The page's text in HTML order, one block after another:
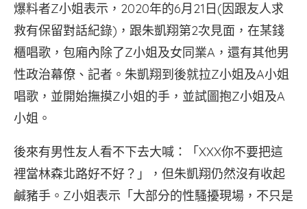
爆料者Z小姐表示，2020年的6月21日(因跟友人求
救有保留對話紀錄)，跟朱凱翔第2次見面，在某錢
櫃唱歌，包廂內除了Z小姐及女同業A，還有其他男
性政治幕僚、記者。朱凱翔到後就拉Z小姐及A小姐
唱歌，並開始撫摸Z小姐的手，並試圖抱Z小姐及A
小姐。
後來有男性友人看不下去大喊：「XXX你不要把這
裡當林森北路好不好？」，但朱凱翔仍然沒有收起
鹹豬手。Z小姐表示「大部分的性騷擾現場，不只是